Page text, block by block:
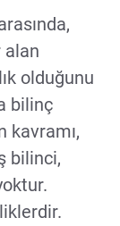
alan
olduğunu
bilinç
kavramı,
bilinci,